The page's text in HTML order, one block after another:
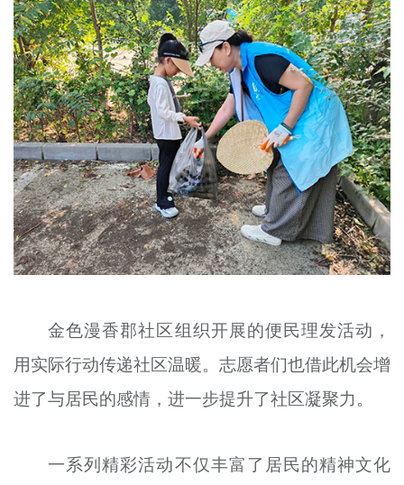
金色漫香郡社区组织开展的便民理发活动，
用实际行动传递社区温暖。志愿者们也借此机会增
进了与居民的感情，进一步提升了社区凝聚力。
一系列精彩活动不仅丰富了居民的精神文化